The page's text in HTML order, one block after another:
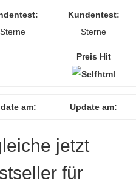
Sterne
Kundentest:
Sterne
Preis Hit
am: Update am:
jetzt
für